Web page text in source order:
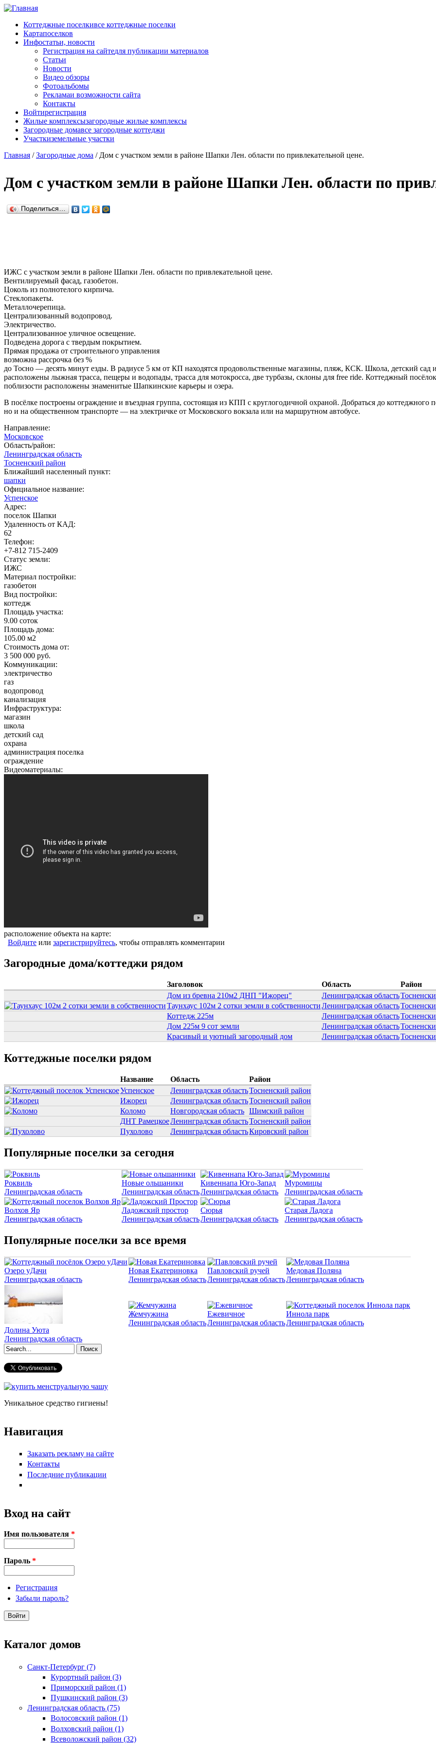
Перейти к основному содержанию
Коттеджные поселкивсе коттеджные поселки
Картапоселков
Инфостатьи, новости
Регистрация на сайтедля публикации материалов
Статьи
Новости
Видео обзоры
Фотоальбомы
Рекламаи возможности сайта
Контакты
Войтирегистрация
Жилые комплексызагородные жилые комплексы
Загородные домавсе загородные коттеджи
Участкиземельные участки
Главная / Загородные дома /Дом с участком земли в районе Шапки Лен. области по привлекательной цене.
Дом с участком земли в районе Шапки Лен. области по
Поделиться…
ИЖС с участком земли в районе Шапки Лен. области по привлекательной цене.
Вентилируемый фасад, газобетон.
Цоколь из полнотелого кирпича.
Стеклопакеты.
Металлочерепица.
Централизованный водопровод.
Электричество.
Централизованное уличное освещение.
Подведена дорога с твердым покрытием.
Прямая продажа от строительного управления
возможна рассрочка без %
до Тосно — десять минут езды. В радиусе 5 км от КП находятся продовольственные магазины, пляж, КСК. Школа, детский сад
расположены лыжная трасса, пещеры и водопады, трасса для мотокросса, две турбазы, склоны для free ride. Коттеджный
поблизости расположены знаменитые Шапкинские карьеры и озера.
В посёлке построены ограждение и въездная группа, состоящая из КПП с круглогодичной охраной. Добраться до
но и на общественном транспорте — на электричке от Московского вокзала или на маршрутном автобусе.
Направление:
Московское
Область/район:
Ленинградская область
Тосненский район
Ближайший населенный пункт:
шапки
Официальное название:
Успенское
Адрес:
поселок Шапки
Удаленность от КАД:
62
Телефон:
+7-812 715-2409
Статус земли:
ИЖС
Материал постройки:
газобетон
Вид постройки:
коттедж
Площадь участка:
9.00 соток
Площадь дома:
105.00 м2
Стоимость дома от:
3 500 000 руб.
Коммуникации:
электричество
газ
водопровод
канализация
Инфраструктура:
магазин
школа
детский сад
охрана
администрация поселка
ограждение
Видеоматериалы:
расположение объекта на карте:
Войдите или зарегистрируйтесь, чтобы отправлять комментарии
Загородные дома/коттеджи рядом
Заголовок Область
Район
Дом из бревна 210м2 ДНП "Ижорец"
Ленинградская область
Таунхаус 102м 2 сотки земли в собственностиЛенинградская область
Коттедж 225м
Ленинградская область
Дом 225м 9 сот земли
Ленинградская область
Красивый и уютный загородный дом
Ленинградская область
Коттеджные поселки рядом
Название Область
Район
Успенское
Ленинградская областьТосненский район
Ижорец
Ленинградская областьТосненский район
Коломо
Новгородская область Шимский район
ДНТ РамецкоеЛенинградская областьТосненский район
Пухолово
Ленинградская областьКировский район
Популярные поселки за сегодня
Роквиль
Ленинградская область
Новые ольшаники
Ленинградская область
Кивеннапа Юго-Запад
Ленинградская область
Муромицы
Ленинградская область
Волхов Яр
Ленинградская область
Ладожский простор
Ленинградская область
Сюрья
Ленинградская область
Старая Ладога
Ленинградская область
Популярные поселки за все время
Озеро уДачи
Ленинградская область
Новая Екатериновка
Ленинградская область
Павловский ручей
Ленинградская область
Медовая Поляна
Ленинградская область
Долина Уюта
Ленинградская область
Жемчужина
Ленинградская область
Ежевичное
Ленинградская область
Иннола парк
Ленинградская область
Форма поиска
Уникальное средство гигиены!
Навигация
Заказать рекламу на сайте
Контакты
Последние публикации
Вход на сайт
Имя пользователя *
Пароль *
Регистрация
Забыли пароль?
Каталог домов
Санкт-Петербург (7)
Курортный район (3)
Приморский район (1)
Пушкинский район (3)
Ленинградская область (75)
Волосовский район (1)
Волховский район (1)
Всеволожский район (32)